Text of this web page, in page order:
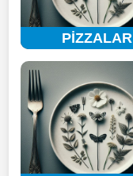
PİZZALAR